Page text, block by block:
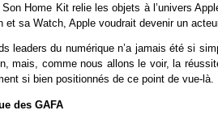
Home Kit relie les objets à l’univers
et sa Watch, Apple voudrait devenir un
leaders du numérique n’a jamais été si
mais, comme nous allons le voir, la
si bien positionnés de ce point de vue-là.
des GAFA